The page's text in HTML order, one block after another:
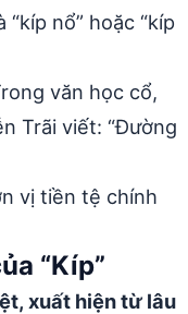
nổ” hoặc “kíp
văn học cổ,
Trãi viết: “Đường
vị tiền tệ chính
“Kíp”
xuất hiện từ lâu